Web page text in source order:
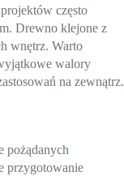
często
Drewno klejone z
wnętrz. Warto
walory
na zewnątrz.
pożądanych
przygotowanie